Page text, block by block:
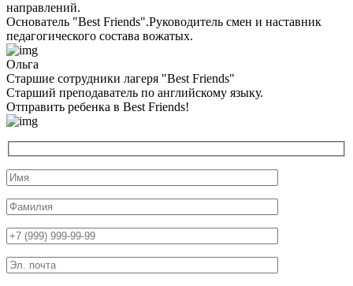
направлений.
Основатель "Best Friends".Руководитель смен и наставник
педагогического состава вожатых.
Ольга
Старшие сотрудники лагеря "Best Friends"
Cтарший преподаватель по английскому языку.
Отправить ребенка в Best Friends!